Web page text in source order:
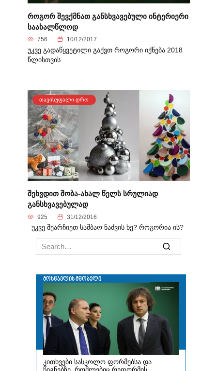
როგორ შევქმნათ განსხვავებული ინტერიერი
საახალწლოდ
756 10/12/2017
უკვე გადაწყვეტილი გაქვთ როგორი იქნება 2018
წლისთვის
ᲗᲐᲕᲘᲡᲣᲤᲐᲚᲘ ᲓᲠᲝ
შეხვდით შობა-ახალ წელს სრულიად
განსხვავებულად
925 31/12/2016
უკვე შეარჩიეთ საშბაო ნაძვის ხე? როგორია ის?
Search
for: